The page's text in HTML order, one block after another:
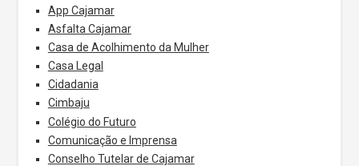
App Cajamar
Asfalta Cajamar
Casa de Acolhimento da Mulher
Casa Legal
Cidadania
Cimbaju
Colégio do Futuro
Comunicação e Imprensa
Conselho Tutelar de Cajamar